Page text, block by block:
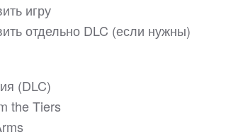
игру
отдельно DLC (если нужны)
(DLC)
the Tiers